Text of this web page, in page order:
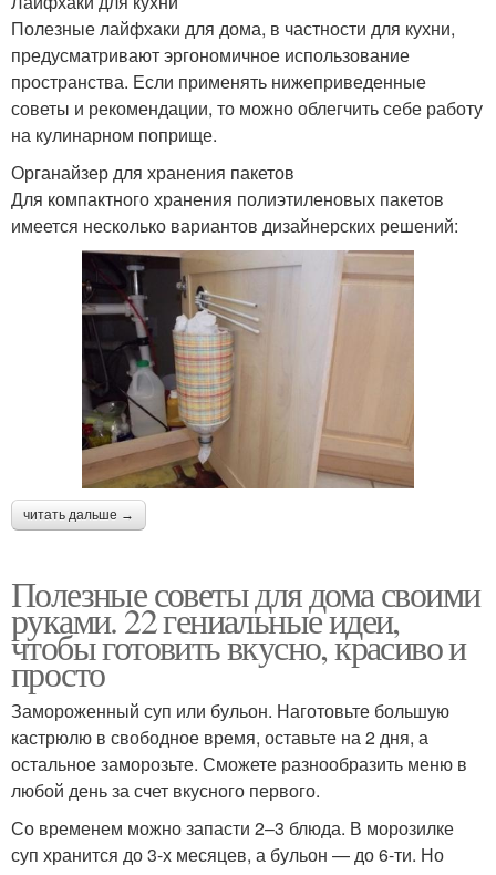
Полезные лайфхаки для дома, в частности для кухни,
предусматривают эргономичное использование
пространства. Если применять нижеприведенные
советы и рекомендации, то можно облегчить себе работу
на кулинарном поприще.
Органайзер для хранения пакетов
Для компактного хранения полиэтиленовых пакетов
имеется несколько вариантов дизайнерских решений:
читать дальше →
Полезные советы для дома своими
руками. 22 гениальные идеи,
чтобы готовить вкусно, красиво и
просто
Замороженный суп или бульон. Наготовьте большую
кастрюлю в свободное время, оставьте на 2 дня, а
остальное заморозьте. Сможете разнообразить меню в
любой день за счет вкусного первого.
Со временем можно запасти 2–3 блюда. В морозилке
суп хранится до 3-х месяцев, а бульон — до 6-ти. Но